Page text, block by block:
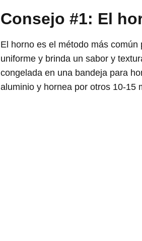
Consejo #1: El
El horno es el método más
uniforme y brinda un sabor y
congelada en una bandeja para
aluminio y hornea por otros 10-15